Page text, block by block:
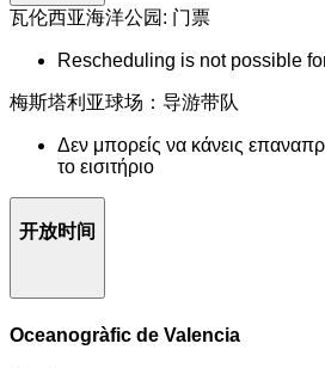
瓦伦西亚海洋公园: 门票
Rescheduling is not possible
梅斯塔利亚球场：导游带队
Δεν μπορείς να κάνεις
το εισιτήριο
开放时间
Oceanogràfic de Valencia